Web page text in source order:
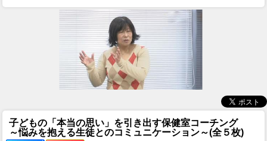
子どもの「本当の思い」を引き出す保健室コーチング
～悩みを抱える生徒とのコミュニケーション～(全５枚)